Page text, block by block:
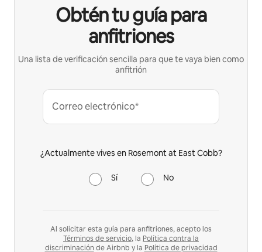
Obtén tu guía para
anfitriones
Una lista de verificación sencilla para que te vaya bien como
anfitrión
Correo electrónico*
¿Actualmente vives en Rosemont at East Cobb?
Sí No
Al solicitar esta guía para anfitriones, acepto los
Términos de servicio, la Política contra la
discriminación de Airbnb y la Política de privacidad